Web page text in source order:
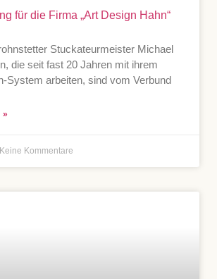
für die Firma „Art Design Hahn“
Stuckateurmeister Michael
die seit fast 20 Jahren mit ihrem
System arbeiten, sind vom Verbund
»
Keine Kommentare